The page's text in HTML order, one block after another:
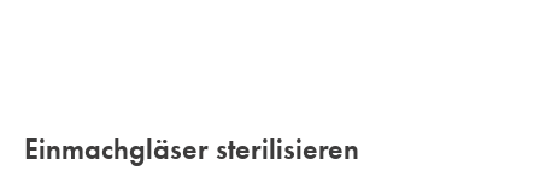
Einmachgläser sterilisieren